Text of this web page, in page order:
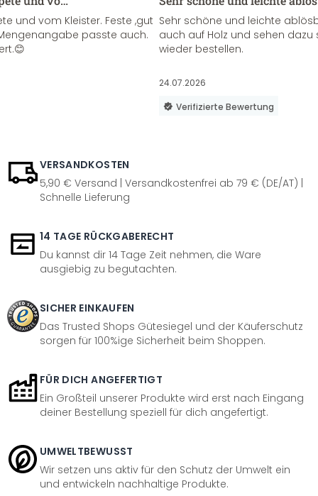
und vom Kleister. Feste ,gut
passte auch.
Sehr schöne und leichte
auch auf Holz und sehen
wieder bestellen.
24.07.2026
Verifizierte Bewertung
VERSANDKOSTEN
5,90 € Versand | Versandkostenfrei ab 79 € (DE/AT) |
Schnelle Lieferung
14 TAGE RÜCKGABERECHT
Du kannst dir 14 Tage Zeit nehmen, die Ware
ausgiebig zu begutachten.
SICHER EINKAUFEN
Das Trusted Shops Gütesiegel und der Käuferschutz
sorgen für 100%ige Sicherheit beim Shoppen.
FÜR DICH ANGEFERTIGT
Ein Großteil unserer Produkte wird erst nach Eingang
deiner Bestellung speziell für dich angefertigt.
UMWELTBEWUSST
Wir setzen uns aktiv für den Schutz der Umwelt ein
und entwickeln nachhaltige Produkte.